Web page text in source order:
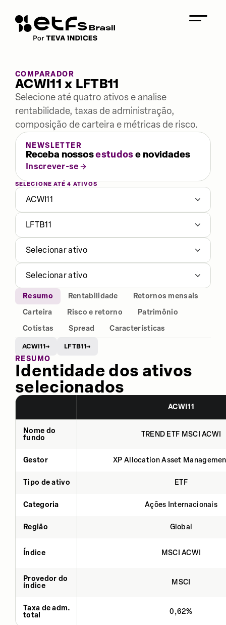
COMPARADOR
ACWI11 x LFTB11
Selecione até quatro ativos e analise
rentabilidade, taxas de administração,
composição de carteira e métricas de risco.
NEWSLETTER
Receba nossosestudose novidades
Inscrever-se
SELECIONE ATÉ 4 ATIVOS
ACWI11
LFTB11
Selecionar ativo
Selecionar ativo
Resumo Rentabilidade
Retornos mensais
Carteira
Risco e retorno
Patrimônio
Cotistas
Spread Características
ACWI11→ LFTB11→
RESUMO
Identidade dos ativos
selecionados
ACWI11
Nome do
fundo
TREND ETF MSCI ACWI
Gestor XP Allocation Asset
Tipo de ativo ETF
Categoria Ações Internacionais
Região Global
Índice MSCI ACWI
Provedor do
índice
MSCI
Taxa de adm.
total
0,62%